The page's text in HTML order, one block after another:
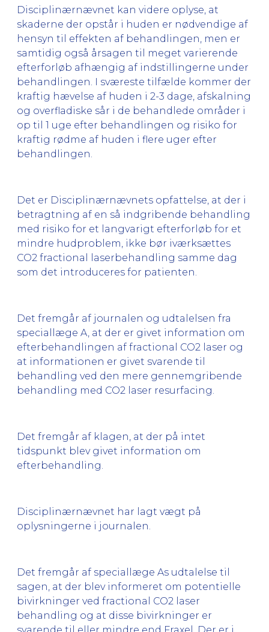
Disciplinærnævnet kan videre oplyse, at
skaderne der opstår i huden er nødvendige af
hensyn til effekten af behandlingen, men er
samtidig også årsagen til meget varierende
efterforløb afhængig af indstillingerne under
behandlingen. I sværeste tilfælde kommer der
kraftig hævelse af huden i 2-3 dage, afskalning
og overfladiske sår i de behandlede områder i
op til 1 uge efter behandlingen og risiko for
kraftig rødme af huden i flere uger efter
behandlingen.
Det er Disciplinærnævnets opfattelse, at der i
betragtning af en så indgribende behandling
med risiko for et langvarigt efterforløb for et
mindre hudproblem, ikke bør iværksættes
CO2 fractional laserbehandling samme dag
som det introduceres for patienten.
Det fremgår af journalen og udtalelsen fra
speciallæge A, at der er givet information om
efterbehandlingen af fractional CO2 laser og
at informationen er givet svarende til
behandling ved den mere gennemgribende
behandling med CO2 laser resurfacing.
Det fremgår af klagen, at der på intet
tidspunkt blev givet information om
efterbehandling.
Disciplinærnævnet har lagt vægt på
oplysningerne i journalen.
Det fremgår af speciallæge As udtalelse til
sagen, at der blev informeret om potentielle
bivirkninger ved fractional CO2 laser
behandling og at disse bivirkninger er
svarende til eller mindre end Fraxel. Der er i